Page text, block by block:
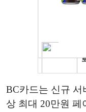
BC카드는 신규 서
상 최대 20만원